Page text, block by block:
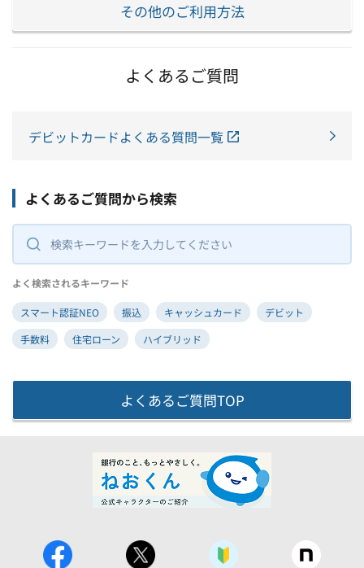
その他のご利用方法
よくあるご質問
デビットカードよくある質問一覧
よくあるご質問から検索
よく検索されるキーワード
スマート認証NEO 振込 キャッシュカード
デビット
手数料
住宅ローン ハイブリッド
よくあるご質問TOP